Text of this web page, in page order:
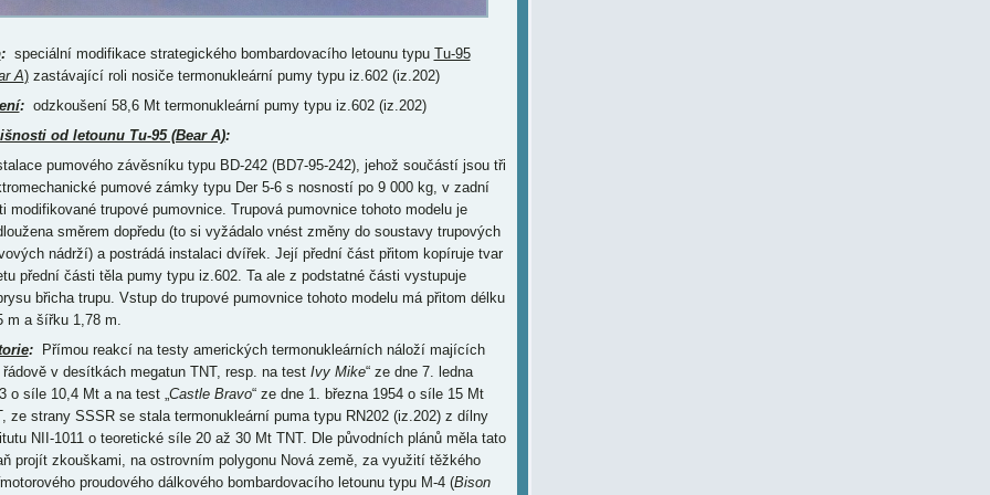
:speciální modifikace strategického bombardovacího letounu typu Tu-95
A)zastávající roli nosiče termonukleární pumy typu iz.602 (iz.202)
:odzkoušení 58,6 Mt termonukleární pumy typu iz.602 (iz.202)
od letounu Tu-95 (Bear A):
pumového závěsníku typu BD-242 (BD7-95-242), jehož součástí jsou tři
pumové zámky typu Der 5-6 s nosností po 9 000 kg, v zadní
modifikované trupové pumovnice. Trupová pumovnice tohoto modelu je
směrem dopředu (to si vyžádalo vnést změny do soustavy trupových
nádrží) a postrádá instalaci dvířek. Její přední část přitom kopíruje tvar
přední části těla pumy typu iz.602. Ta ale z podstatné části vystupuje
břicha trupu. Vstup do trupové pumovnice tohoto modelu má přitom délku
m a šířku 1,78 m.
:Přímou reakcí na testy amerických termonukleárních náloží majících
v desítkách megatun TNT, resp. na test Ivy Mike“ ze dne 7. ledna
o síle 10,4 Mt a na test „Castle Bravo“ ze dne 1. března 1954 o síle 15 Mt
ze strany SSSR se stala termonukleární puma typu RN202 (iz.202) z dílny
NII-1011 o teoretické síle 20 až 30 Mt TNT. Dle původních plánů měla tato
projít zkouškami, na ostrovním polygonu Nová země, za využití těžkého
proudového dálkového bombardovacího letounu typu M-4 (Bison